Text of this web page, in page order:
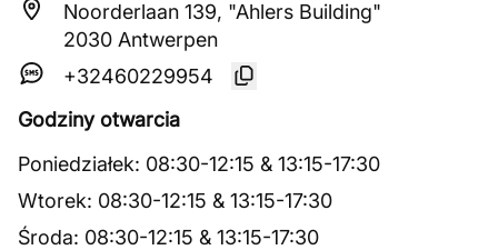
Noorderlaan 139, "Ahlers Building"
2030 Antwerpen
+32460229954
Godziny otwarcia
Poniedziałek: 08:30-12:15 & 13:15-17:30
Wtorek: 08:30-12:15 & 13:15-17:30
Środa: 08:30-12:15 & 13:15-17:30